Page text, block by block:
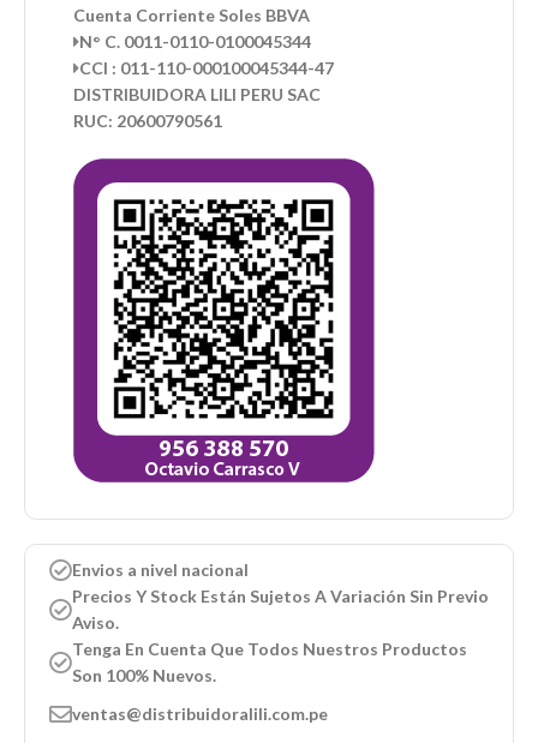
Cuenta Corriente Soles BBVA
N° C. 0011-0110-0100045344
CCI : 011-110-000100045344-47
DISTRIBUIDORA LILI PERU SAC
RUC: 20600790561
Envios a nivel nacional
Precios Y Stock Están Sujetos A Variación Sin Previo
Aviso.
Tenga En Cuenta Que Todos Nuestros Productos
Son 100% Nuevos.
ventas@distribuidoralili.com.pe